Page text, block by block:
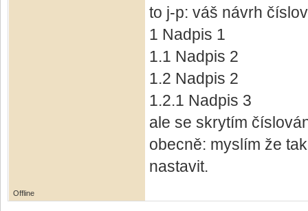
to j-p: váš návrh
1 Nadpis 1
1.1 Nadpis 2
1.2 Nadpis 2
1.2.1 Nadpis 3
ale se skrytím
obecně: myslím že
nastavit.
Offline